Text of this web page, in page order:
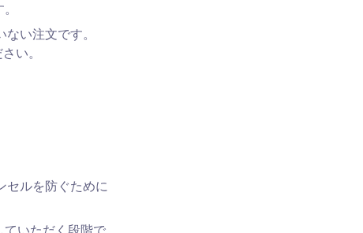
い注文です。
い。
セルを防ぐために